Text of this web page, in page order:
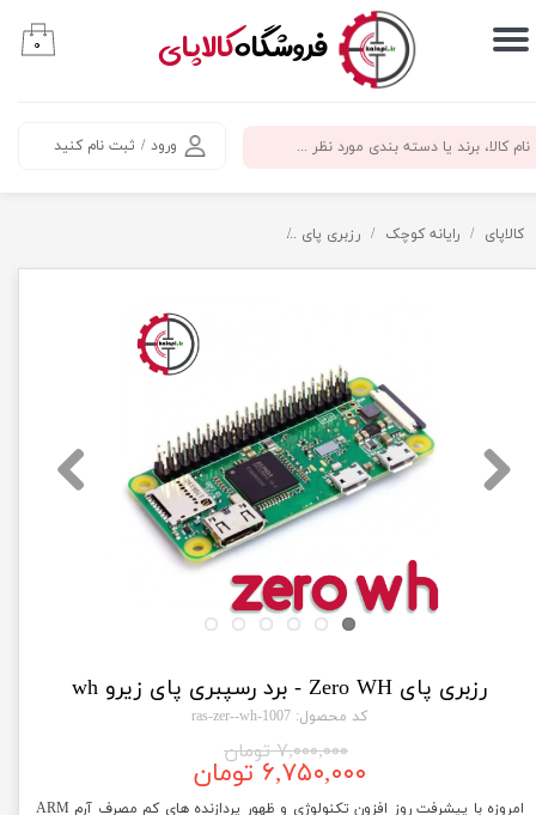
​فروشگاهکالاپای
ورود / ثبت نام کنید
حساب کاربری من
سفارشات
۰
کالاپای رایانه کوچک رزبری پای
رزبری پای Zero WH - برد رسپبری پای زیرو wh
کد محصول: 1007-ras-zer--wh
۷,۰۰۰,۰۰۰ تومان
۶,۷۵۰,۰۰۰ تومان
امروزه با پیشرفت روز افزون تکنولوژی و ظهور پردازنده های کم مصرف آرم ARM